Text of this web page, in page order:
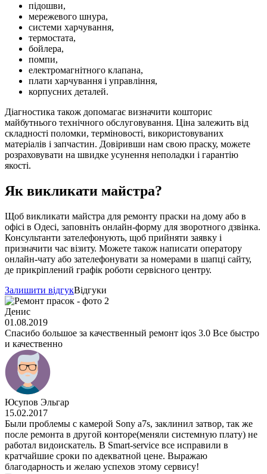
підошви,
мережевого шнура,
системи харчування,
термостата,
бойлера,
помпи,
електромагнітного клапана,
плати харчування і управління,
корпусних деталей.
Діагностика також допомагає визначити кошторис
майбутнього технічного обслуговування. Ціна залежить від
складності поломки, терміновості, використовуваних
матеріалів і запчастин. Довіривши нам свою праску, можете
розраховувати на швидке усунення неполадки і гарантію
якості.
Як викликати майстра?
Щоб викликати майстра для ремонту праски на дому або в
офісі в Одесі, заповніть онлайн-форму для зворотного дзвінка.
Консультанти зателефонують, щоб прийняти заявку і
призначити час візиту. Можете також написати оператору
онлайн-чату або зателефонувати за номерами в шапці сайту,
де прикріплений графік роботи сервісного центру.
Залишити відгукВідгуки
Денис
01.08.2019
Спасибо большое за качественный ремонт iqos 3.0 Все быстро
и качественно
Юсупов Эльгар
15.02.2017
Были проблемы с камерой Sony a7s, заклинил затвор, так же
после ремонта в другой конторе(меняли системную плату) не
работал видоискатель. В Smart-service все исправили в
кратчайшие сроки по адекватной цене. Выражаю
благодарность и желаю успехов этому сервису!